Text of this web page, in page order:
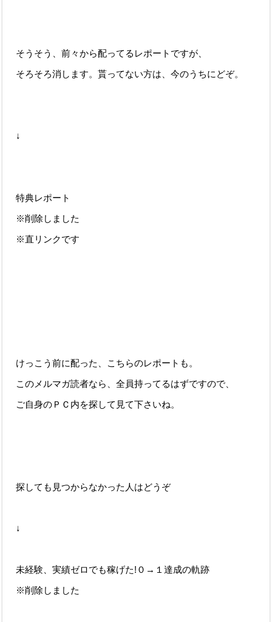
そうそう、前々から配ってるレポートですが、
そろそろ消します。貰ってない方は、今のうちにどぞ。
↓
特典レポート
※削除しました
※直リンクです
けっこう前に配った、こちらのレポートも。
このメルマガ読者なら、全員持ってるはずですので、
ご自身のＰＣ内を探して見て下さいね。
探しても見つからなかった人はどうぞ
↓
未経験、実績ゼロでも稼げた!０→１達成の軌跡
※削除しました